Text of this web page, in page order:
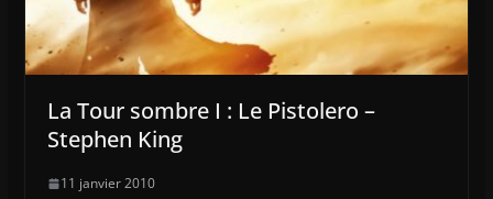
La Tour sombre I : Le Pistolero –
Stephen King
11 janvier 2010